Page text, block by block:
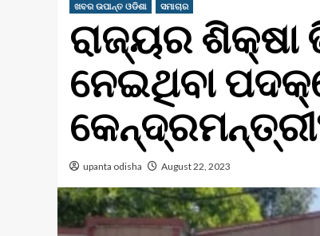
ଖବର ଉପାନ୍ତ ଓଡିଶା ସମାଚାର
ରାଜ୍ୟର
ନେଇଥିବା
upanta odisha August 22, 2023